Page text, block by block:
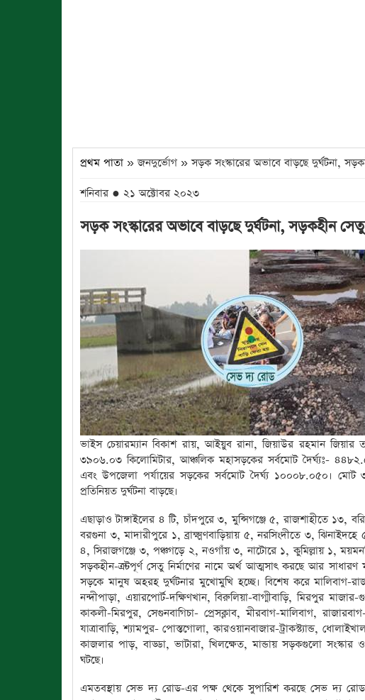
প্রথম পাতা » জনদুর্ভোগ » সড়ক সংস্কারের অভাবে বাড়ছে দুর্ঘটনা,
শনিবার ● ২১ অক্টোবর ২০২৩
সড়ক সংস্কারের অভাবে বাড়ছে দুর্ঘটনা, সড়কহীন
ভাইস চেয়ারম্যান বিকাশ রায়, আইয়ুব রানা, জিয়াউর রহমান জিয়ার
৩৯০৬.০৩ কিলোমিটার, আঞ্চলিক মহাসড়কের সর্বমোট দৈর্ঘ্যঃ-
এবং উপজেলা পর্যায়ের সড়কের সর্বমোট দৈর্ঘ্য ১০০০৮.০৫০।
প্রতিনিয়ত দুর্ঘটনা বাড়ছে।
এছাড়াও টাঙ্গাইলের ৪ টি, চাঁদপুরে ৩, মুন্সিগঞ্জে ৫, রাজশাহীতে
বরগুনা ৩, মাদারীপুরে ১, ব্রাক্ষ্মণবাড়িয়ায় ৫, নরসিংদীতে ৩,
৪, সিরাজগঞ্জে ৩, পঞ্চগড়ে ২, নওগাঁয় ৩, নাটোরে ১, কুমিল্লায় ১,
সড়কহীন-ত্রুটপূর্ণ সেতু নির্মাণের নামে অর্থ আত্মসাৎ করছে আর
সড়কে মানুষ অহরহ দুর্ঘটনার মুখোমুখি হচ্ছে। বিশেষ করে মালিবাগ-
নন্দীপাড়া, এয়ারপোর্ট-দক্ষিণখান, বিরুলিয়া-বাগ্মীবাড়ি, মিরপুর
কাকলী-মিরপুর, সেগুনবাগিচা- প্রেসক্লাব, মীরবাগ-মালিবাগ,
যাত্রাবাড়ি, শ্যামপুর- পোস্তগোলা, কারওয়ানবাজার-ট্রাকস্ট্যান্ড,
কাজলার পাড়, বাড্ডা, ভাটারা, খিলক্ষেত, মান্ডায় সড়কগুলো
ঘটছে।
এমতবস্থায় সেভ দ্য রোড-এর পক্ষ থেকে সুপারিশ করছে সেভ দ্য